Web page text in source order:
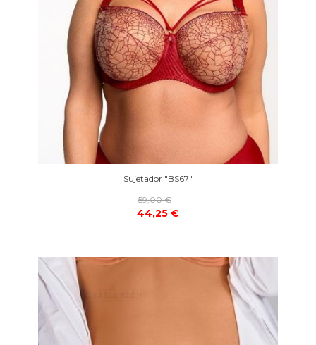
Sujetador "BS67"
59,00 €
44,25 €